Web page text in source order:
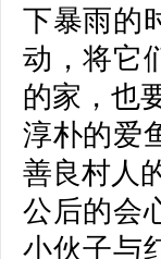
下暴雨的
动，将它
的家，也
淳朴的爱
善良村人
公后的会
小伙子与